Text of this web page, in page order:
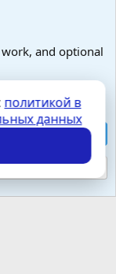
S
S
and optional
preferences
политикой в
данных